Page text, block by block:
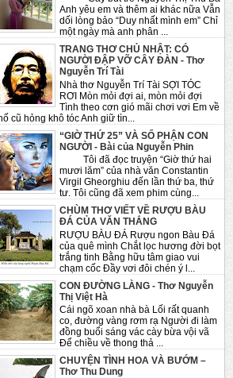
Anh yêu em và thêm ai khác nữa Vẫn
dối lòng bảo “Duy nhất mình em” Chỉ
một ngày mà anh phân ...
TRANG THƠ CHỦ NHẬT: CÓ
NGƯỜI ĐẬP VỠ CÂY ĐÀN - Thơ
Nguyễn Trí Tài
Nhà thơ Nguyễn Trí Tài SỢI TÓC
RƠI Mòn mỏi đợi ai, mòn mỏi đợi
Tình theo cơn gió mãi chơi vơi Em về
cũ hỏng khô tóc Anh giữ tìn...
“GIỜ THỨ 25” VÀ SỐ PHẬN CON
NGƯỜI - Bài của Nguyễn Phin
Tôi đã đọc truyện “Giờ thứ hai
mươi lăm” của nhà văn Constantin
Virgil Gheorghiu đến lần thứ ba, thứ
tư. Tôi cũng đã xem phim cùng...
CHÙM THƠ VIẾT VỀ RƯỢU BÀU
ĐÁ CỦA VĂN THẮNG
RƯỢU BÀU ĐÁ Rượu ngon Bàu Đá
của quê mình Chắt lọc hương đời bọt
trắng tinh Bằng hữu tâm giao vui
chạm cốc Đầy vơi đôi chén ý l...
CON ĐƯỜNG LÀNG - Thơ Nguyễn
Thị Việt Hà
Cái ngõ xoan nhà bà Lối rất quanh
co, đường vàng rơm rạ Người đi làm
đồng buổi sáng vác cày bừa vội vã
Để chiều về thong thả ...
CHUYỆN TÌNH HOA VÀ BƯỚM –
Thơ Thu Dung